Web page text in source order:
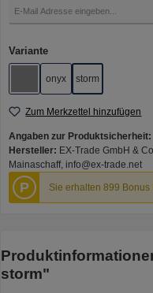
Varianteauswählen
Classic
onyx storm
Zum Merkzettel hinzufügen
Angaben zur Produktsicherheit:
Hersteller: EX-Trade GmbH &
Mainaschaff, info@ex-trade.net
P Sie erhalten 899
storm"